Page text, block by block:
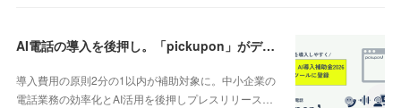
AI電話の導入を後押し。「pickupon」がデジタル化・AI導入補助金2026（旧IT導入補助金）の対象ツールとして登録
導入費用の原則2分の1以内が補助対象に。中小企業の
電話業務の効率化とAI活用を後押しプレスリリース…